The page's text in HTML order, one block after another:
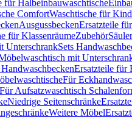
für Halbeinbauwaschtische
ComfortWaschtische für
AusgussbeckenErsatzteile
für KlassenräumeZubehör
UnterschrankSets
mit
Ersatzteile für
Für
Für Aufsatzwaschtisch
Niedrige Seitenschränke
Weitere Möbel